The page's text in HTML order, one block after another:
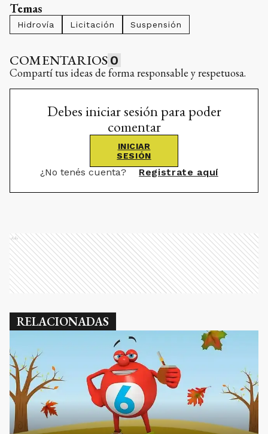
Temas
Hidrovía Licitación Suspensión
COMENTARIOS 0
Compartí tus ideas de forma responsable y respetuosa.
Debes iniciar sesión para poder
comentar
INICIAR
SESIÓN
¿No tenés cuenta? Registrate aquí
Ads
RELACIONADAS